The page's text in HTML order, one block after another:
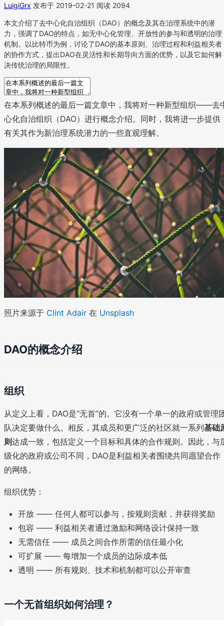
LuigiGrx 发布于 2019-02-21 阅读 2094
本文介绍了去中心化自治组织（DAO）的概念及其在治理系统中的潜
力，强调了DAO的特点，如无中心化管理、开放性的参与和透明的治理
机制。以比特币为例，讨论了DAO的基本原则、治理过程和利益相关者
的协作方式，提出DAO在灵活性和长期导向方面的优势，以及它如何解
决传统治理的局限性。
在本系列概述的最后一篇文章中，我将对一种新型组织——去
心化自治组织（DAO）进行概念介绍。同时，我将进一步提供
有关其作为新治理系统潜力的一些直观理解。
照片来源于 Clint Adair 在 Unsplash
DAO的概念介绍
组织
从定义上看，DAO是“无首”的。它没有一个单一的政府或管理
队决定要做什么。相反，其成员和更广泛的社区就一系列基础
则达成一致，包括定义一个目标和具体的合作规则。因此，与
级化的政府或公司不同，DAO是利益相关者围绕共同愿望合作
的网络。
组织优势：
开放 —— 任何人都可以参与，按规则贡献，并获得奖励
包容 —— 利益相关者通过激励和网络设计保持一致
无需信任 —— 成员之间合作所需的信任最小化
可扩展 —— 每增加一个成员的边际成本低
透明 —— 所有规则、技术和机制都可以公开审查
一个无首组织如何治理？